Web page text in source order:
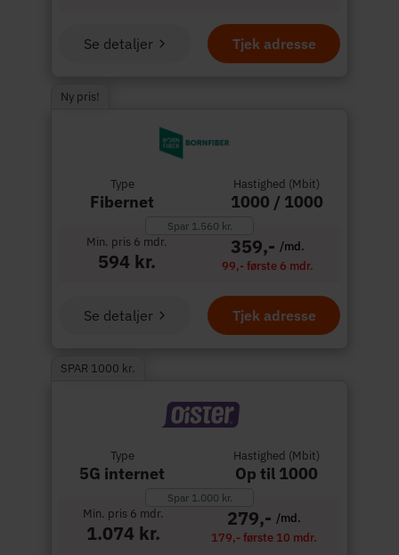
Tjek adresse
Se detaljer
Ny pris!
Type
Fibernet
Hastighed (Mbit)
1000 / 1000
Spar 1.560 kr.
Min. pris 6 mdr.
594 kr.
359,- /md.
99,- første 6 mdr.
Tjek adresse
Se detaljer
SPAR 1000 kr.
Type
5G internet
Hastighed (Mbit)
Op til 1000
Spar 1.000 kr.
Min. pris 6 mdr.
1.074 kr.
279,- /md.
179,- første 10 mdr.